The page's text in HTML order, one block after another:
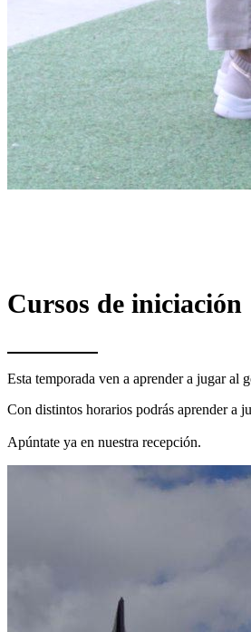
Cursos de iniciación
Esta temporada ven a aprender a jugar
Con distintos horarios podrás aprender a
Apúntate ya en nuestra recepción.